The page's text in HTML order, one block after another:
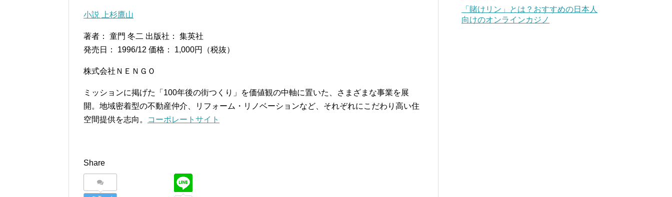
小説 上杉鷹山
著者： 童門 冬二 出版社： 集英社
発売日： 1996/12 価格： 1,000円（税抜）
株式会社ＮＥＮＧＯ
ミッションに掲げた「100年後の街つくり」を価値観の中軸に置いた、さまざまな事業を展
開。地域密着型の不動産仲介、リフォーム・リノベーションなど、それぞれにこだわり高い住
空間提供を志向。
コーポレートサイト
Share
「賭けリン」とは？おすすめの日本人
向けのオンラインカジノ